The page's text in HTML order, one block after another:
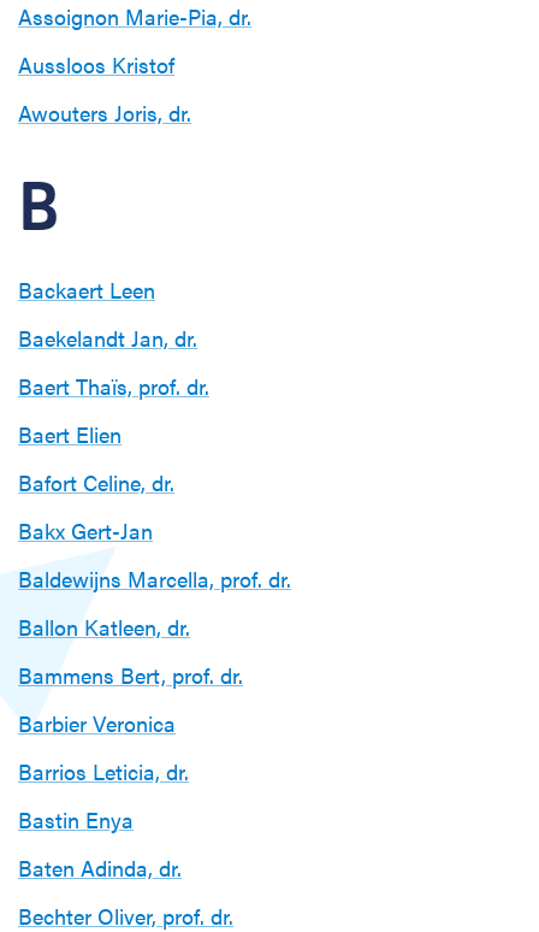
Assoignon Marie-Pia, dr.
Aussloos Kristof
Awouters Joris, dr.
B
Backaert Leen
Baekelandt Jan, dr.
Baert Thaïs, prof. dr.
Baert Elien
Bafort Celine, dr.
Bakx Gert-Jan
Baldewijns Marcella, prof. dr.
Ballon Katleen, dr.
Bammens Bert, prof. dr.
Barbier Veronica
Barrios Leticia, dr.
Bastin Enya
Baten Adinda, dr.
Bechter Oliver, prof. dr.